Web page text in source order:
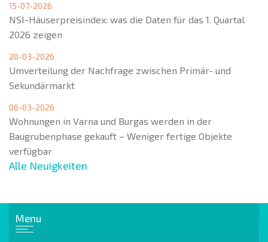
15-07-2026
NSI-Häuserpreisindex: was die Daten für das 1. Quartal
2026 zeigen
20-03-2026
Umverteilung der Nachfrage zwischen Primär- und
Sekundärmarkt
06-03-2026
Wohnungen in Varna und Burgas werden in der
Baugrubenphase gekauft – Weniger fertige Objekte
verfügbar
Alle Neuigkeiten
Menu